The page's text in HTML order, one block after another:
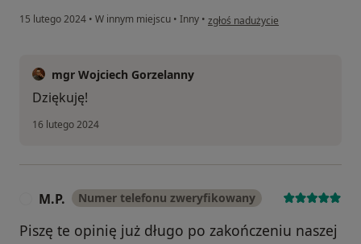
15 lutego 2024 • W innym miejscu • Inny • w opinii użytkownika Paulina
zgłoś nadużycie
mgr Wojciech Gorzelanny
Dziękuję!
16 lutego 2024
M.P. Numer telefonu zweryfikowany
Piszę te opinię już długo po zakończeniu naszej